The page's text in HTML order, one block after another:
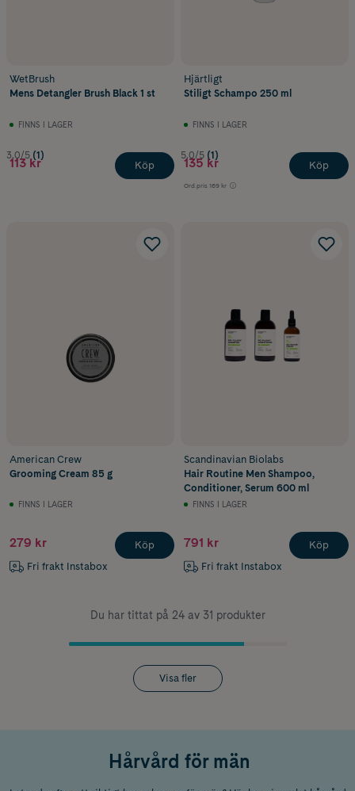
WetBrush
Mens Detangler Brush Black 1 st
FINNS I LAGER
3.0/5 (1)
113 kr Köp
Hjärtligt
Stiligt Schampo 250 ml
FINNS I LAGER
5.0/5 (1)
135 kr
Ord.pris 169 kr
Köp
American Crew
Grooming Cream 85 g
FINNS I LAGER
279 kr
Fri frakt Instabox
Köp
Scandinavian Biolabs
Hair Routine Men Shampoo,
Conditioner, Serum 600 ml
FINNS I LAGER
791 kr
Fri frakt Instabox
Köp
Du har tittat på 24 av 31 produkter
Visa fler
Hårvård för män